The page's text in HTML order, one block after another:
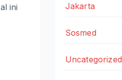
ini
Jakarta
Sosmed
Uncategorized